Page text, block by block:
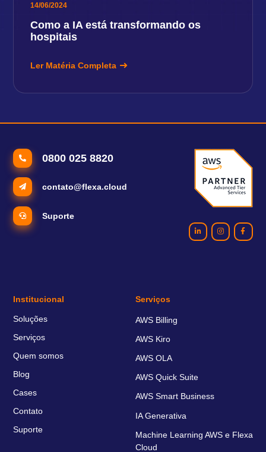
14/06/2024
Como a IA está transformando os
hospitais
Ler Matéria Completa
0800 025 8820
contato@flexa.cloud
Suporte
Institucional
Soluções
Serviços
Quem somos
Blog
Cases
Contato
Suporte
Serviços
AWS Billing
AWS Kiro
AWS OLA
AWS Quick Suite
AWS Smart Business
IA Generativa
Machine Learning AWS e Flexa
Cloud